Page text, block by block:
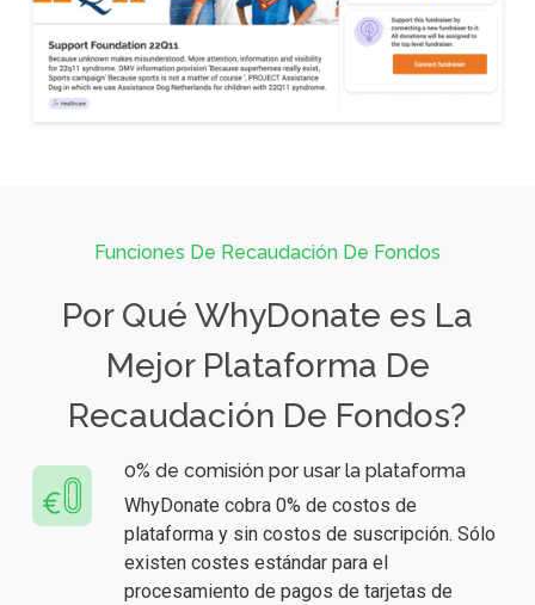
Funciones De Recaudación De Fondos
Por Qué WhyDonate es La
Mejor Plataforma De
Recaudación De Fondos?
0% de comisión por usar la plataforma
WhyDonate cobra 0% de costos de
plataforma y sin costos de suscripción. Sólo
existen costes estándar para el
procesamiento de pagos de tarjetas de